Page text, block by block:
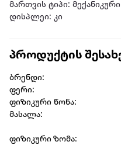
მართვის ტიპი: მექანიკური
დისპლეი: კი
პროდუქტის
ბრენდი:
ფერი:
ფიზიკური წონა:
მასალა:
ფიზიკური ზომა: